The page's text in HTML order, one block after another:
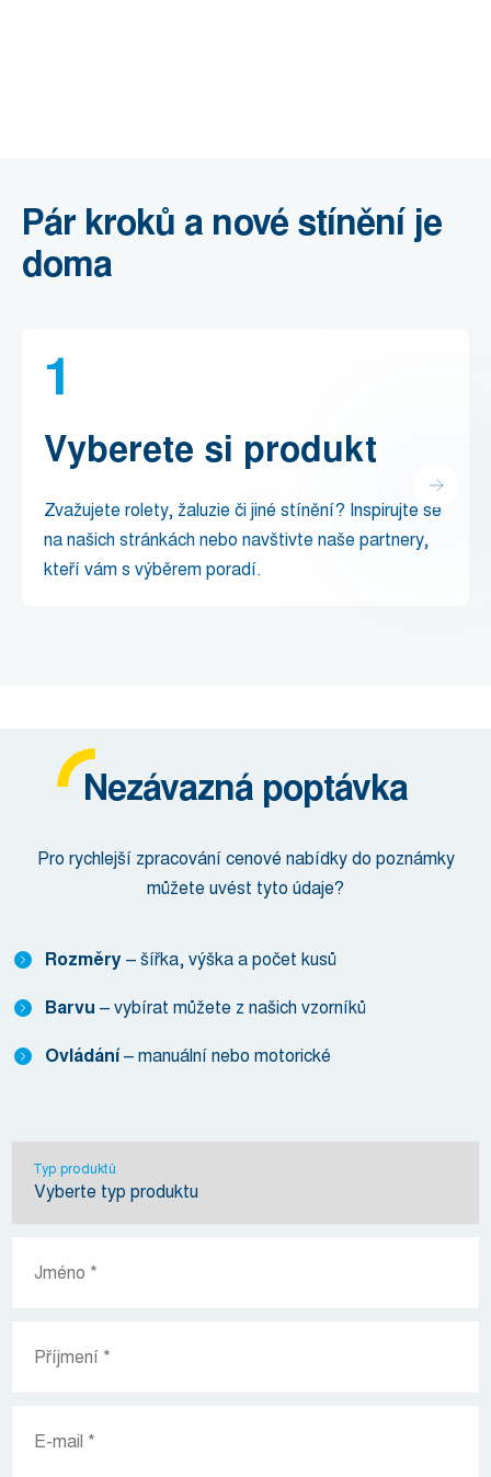
Pár kroků a nové stínění je
doma
1
Vyberete si produkt
Zvažujete rolety, žaluzie či jiné stínění? Inspirujte se
na našich stránkách nebo navštivte naše partnery,
kteří vám s výběrem poradí.
Nezávazná poptávka
Pro rychlejší zpracování cenové nabídky do poznámky
můžete uvést tyto údaje?
Rozměry – šířka, výška a počet kusů
Barvu – vybírat můžete z našich vzorníků
Ovládání– manuální nebo motorické
Typ produktů